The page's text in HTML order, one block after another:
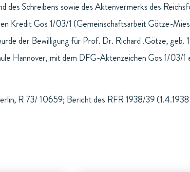
des Schreibens sowie des Aktenvermerks des
Kredit Gos 1/03/1 (Gemeinschaftsarbeit Götze-
der Bewilligung für Prof. Dr. Richard .Götze,
Hannover, mit dem DFG-Aktenzeichen Gos 1/03/1
R 73/ 10659; Bericht des RFR 1938/39